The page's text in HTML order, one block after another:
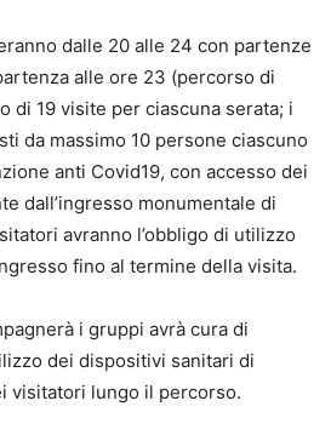
dalle 20 alle 24 con partenze
alle ore 23 (percorso di
di 19 visite per ciascuna serata; i
da massimo 10 persone ciascuno
anti Covid19, con accesso dei
dall’ingresso monumentale di
avranno l’obbligo di utilizzo
fino al termine della visita.
i gruppi avrà cura di
dei dispositivi sanitari di
visitatori lungo il percorso.